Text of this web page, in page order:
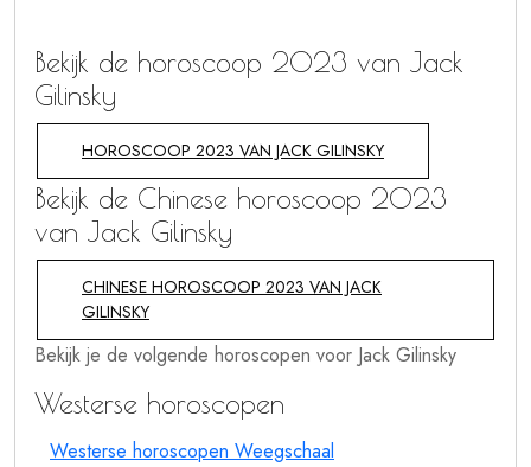
Bekijk de horoscoop 2023 van Jack
Gilinsky
HOROSCOOP 2023 VAN JACK GILINSKY
Bekijk de Chinese horoscoop 2023
van Jack Gilinsky
CHINESE HOROSCOOP 2023 VAN JACK
GILINSKY
Bekijk je de volgende horoscopen voor Jack Gilinsky
Westerse horoscopen
Westerse horoscopen Weegschaal